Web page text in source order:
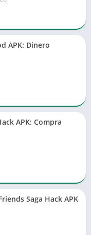
APK: Dinero
APK: Compra
Saga Hack APK